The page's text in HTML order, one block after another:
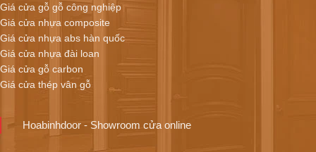
Giá cửa gỗ gỗ công nghiệp
Giá cửa nhựa composite
Giá cửa nhựa abs hàn quốc
Giá cửa nhựa đài loan
Giá cửa gỗ carbon
Giá cửa thép vân gỗ
Hoabinhdoor - Showroom cửa online